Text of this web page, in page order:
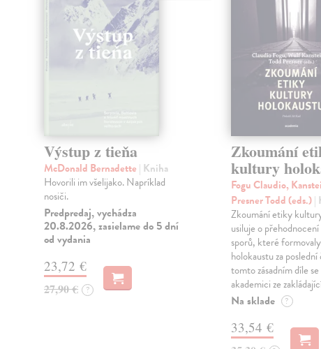
Výstup z tieňa
McDonald Bernadette | Kniha
Hovorili im všelijako. Napríklad
nosiči.
Predpredaj, vychádza
20.8.2026, zasielame do 5 dní
od vydania
23,72 €
27,90 € ?
Zkoumání
kultury
Fogu Claudio,
Presner Todd (eds.)|
Zkoumání etiky
usiluje o
sporů, které
holokaustu za
tomto zásadním díle
akademici ze
Na sklade ?
33,54 €